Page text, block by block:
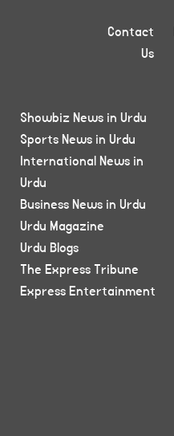
Contact
Us
Showbiz News in Urdu
Sports News in Urdu
International News in
Urdu
Business News in Urdu
Urdu Magazine
Urdu Blogs
The Express Tribune
Express Entertainment